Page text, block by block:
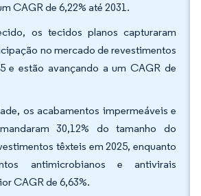
CAGR de 6,22% até 2031.
os tecidos planos capturaram
no mercado de revestimentos
e estão avançando a um CAGR de
os acabamentos impermeáveis e
30,12% do tamanho do
têxteis em 2025, enquanto
antimicrobianos e antivirais
CAGR de 6,63%.